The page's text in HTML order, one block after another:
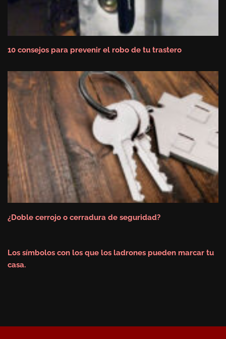
10 consejos para prevenir el robo de tu trastero
¿Doble cerrojo o cerradura de seguridad?
Los símbolos con los que los ladrones pueden marcar tu
casa.